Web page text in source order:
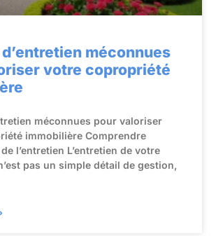
méconnues
votre copropriété
méconnues pour valoriser
immobilière Comprendre
l’entretien L’entretien de votre
pas un simple détail de gestion,